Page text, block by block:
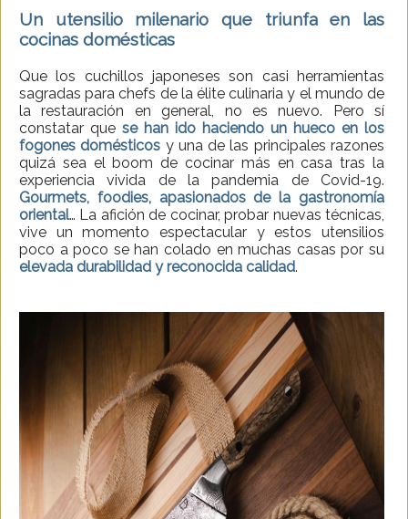
Un utensilio milenario que triunfa en las
cocinas domésticas
Que los cuchillos japoneses son casi herramientas
sagradas para chefs de la élite culinaria y el mundo de
la restauración en general, no es nuevo. Pero sí
constatar que se han ido haciendo un hueco en los
fogones domésticos y una de las principales razones
quizá sea el boom de cocinar más en casa tras la
experiencia vivida de la pandemia de Covid-19.
Gourmets, foodies, apasionados de la gastronomía
oriental… La afición de cocinar, probar nuevas técnicas,
vive un momento espectacular y estos utensilios
poco a poco se han colado en muchas casas por su
elevada durabilidad y reconocida calidad.